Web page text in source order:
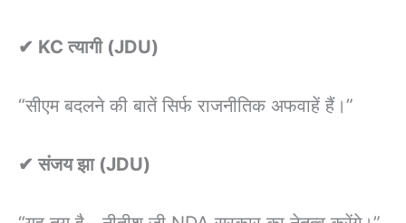
✔ KC त्यागी (JDU)
“सीएम बदलने की बातें सिर्फ राजनीतिक अफवाहें हैं।”
✔ संजय झा (JDU)